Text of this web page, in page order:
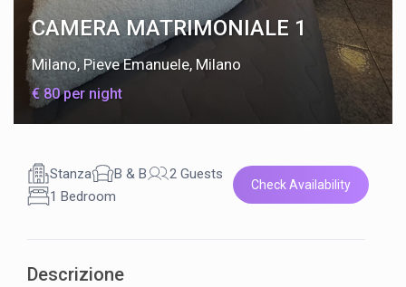
CAMERA MATRIMONIALE 1
Milano, Pieve Emanuele, Milano
€ 80 per night
Stanza B & B
2 Guests
1 Bedroom
Check Availability
Descrizione